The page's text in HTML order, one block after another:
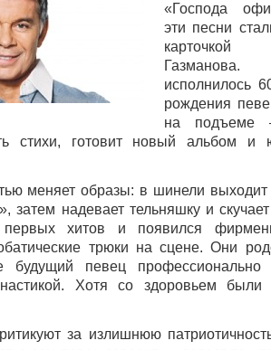
«Господа
эти песни
Газманова.
исполнилось
рождения
на
стихи, готовит новый альбом и
меняет образы: в шинели
затем надевает тельняшку и
хитов и появился
трюки на сцене. Они
будущий певец профессионально
Хотя со здоровьем были
за излишнюю